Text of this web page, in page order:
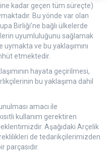
kadar geçen tüm süreçte)
Bu yönde var olan
Birliği’ne bağlı ülkelerde
uyumluluğunu sağlamak
ve bu yaklaşımını
etmektedir.
hayata geçirilmesi,
bu yaklaşıma dahil
amacı ile
kullanım gerektiren
Aşağıdaki Arçelik
de tedarikçilerimizden